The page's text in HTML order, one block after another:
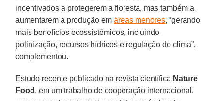
incentivados a protegerem a floresta, mas também a
aumentarem a produção emáreas menores, “gerando
mais benefícios ecossistêmicos, incluindo
polinização, recursos hídricos e regulação do clima”,
complementou.
Estudo recente publicado na revista científica Nature
Food , em um trabalho de cooperação internacional,